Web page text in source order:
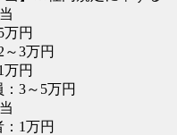
万円
～3万円
万円
：3～5万円
：1万円